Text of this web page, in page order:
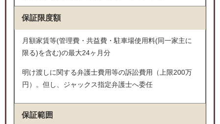
保証限度額
月額家賃等(管理費・共益費・駐車場使用料(同一家主に
限る)を含む)の最大24ヶ月分
明け渡しに関する弁護士費用等の訴訟費用（上限200万
円）。但し、ジャックス指定弁護士へ委任
保証範囲